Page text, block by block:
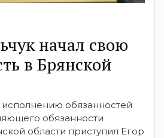
начал свою
в Брянской
исполнению обязанностей
обязанности
области приступил Егор